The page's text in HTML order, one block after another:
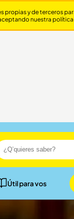
Útil para vos
y de terceros
nuestra